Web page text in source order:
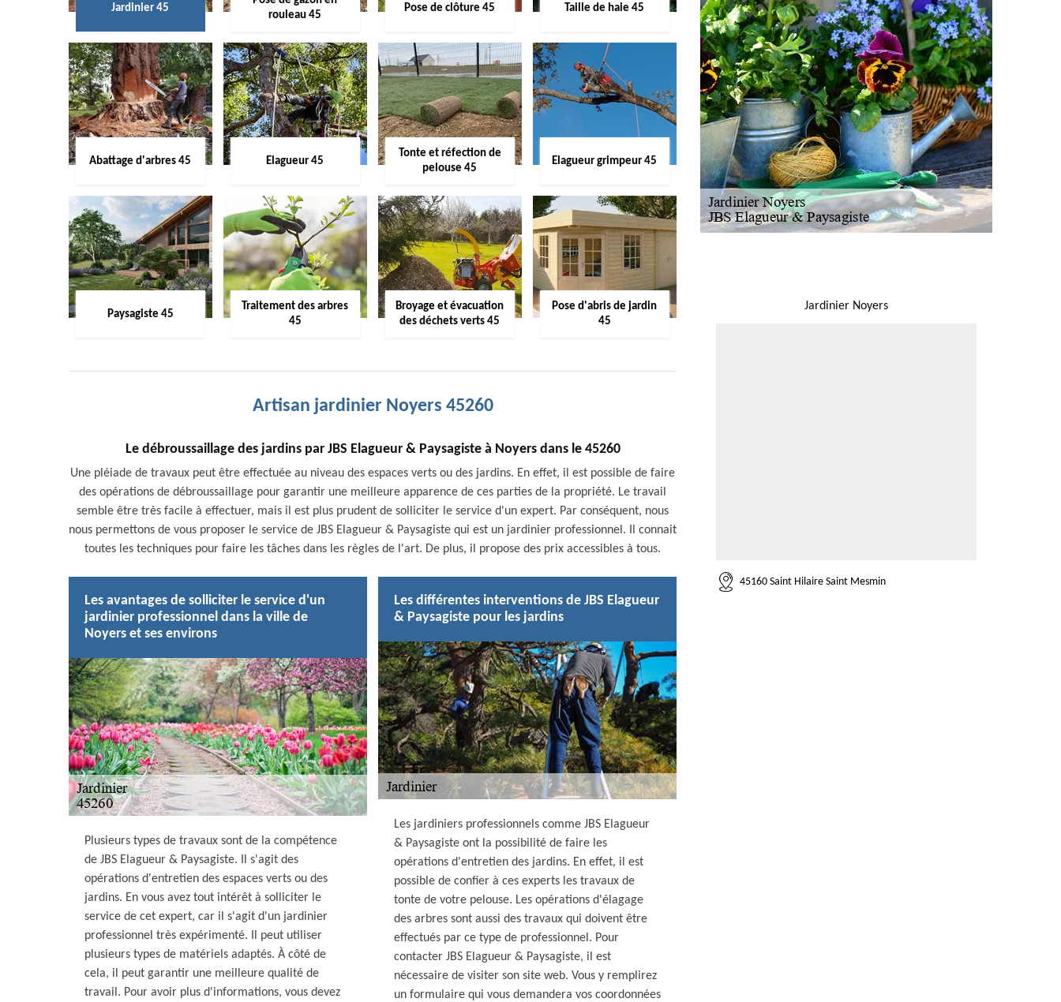
Jardinier 45
rouleau 45
Pose de clôture 45 Taille de haie 45
Abattage d'arbres 45 Elagueur 45
Tonte et réfection de
pelouse 45
Elagueur grimpeur 45
Paysagiste 45
Traitement des arbres
45
Broyage et évacuation
des déchets verts 45
Pose d'abris de jardin
45
Artisan jardinier Noyers 45260
Le débroussaillage des jardins par JBS Elagueur & Paysagiste à Noyers dans le 45260
Une pléiade de travaux peut être effectuée au niveau des espaces verts ou des jardins. En effet, il est possible de faire
des opérations de débroussaillage pour garantir une meilleure apparence de ces parties de la propriété. Le travail
semble être très facile à effectuer, mais il est plus prudent de solliciter le service d'un expert. Par conséquent, nous
nous permettons de vous proposer le service de JBS Elagueur & Paysagiste qui est un jardinier professionnel. Il connait
toutes les techniques pour faire les tâches dans les règles de l'art. De plus, il propose des prix accessibles à tous.
Les avantages de solliciter le service d'un
jardinier professionnel dans la ville de
Noyers et ses environs
Plusieurs types de travaux sont de la compétence
de JBS Elagueur & Paysagiste. Il s'agit des
opérations d'entretien des espaces verts ou des
jardins. En vous avez tout intérêt à solliciter le
service de cet expert, car il s'agit d'un jardinier
professionnel très expérimenté. Il peut utiliser
plusieurs types de matériels adaptés. À côté de
cela, il peut garantir une meilleure qualité de
travail. Pour avoir plus d'informations, vous devez
Les différentes interventions de JBS Elagueur
& Paysagiste pour les jardins
Les jardiniers professionnels comme JBS Elagueur
& Paysagiste ont la possibilité de faire les
opérations d'entretien des jardins. En effet, il est
possible de confier à ces experts les travaux de
tonte de votre pelouse. Les opérations d'élagage
des arbres sont aussi des travaux qui doivent être
effectués par ce type de professionnel. Pour
contacter JBS Elagueur & Paysagiste, il est
nécessaire de visiter son site web. Vous y remplirez
un formulaire qui vous demandera vos coordonnées
Jardinier Noyers
45160 Saint Hilaire Saint Mesmin